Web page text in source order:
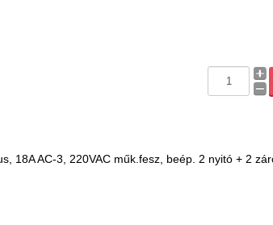
18A AC-3, 220VAC műk.fesz, beép. 2 nyitó + 2